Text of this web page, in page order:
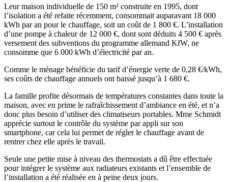
Leur maison individuelle de 150 m² construite en 1995, dont
l’isolation a été refaite récemment, consommait auparavant 18 000
kWh par an pour le chauffage, soit un coût de 1 800 €. L’installation
d’une pompe à chaleur de 12 000 €, dont sont déduits 4 500 € après
versement des subventions du programme allemand KfW, ne
consomme que 6 000 kWh d’électricité par an.
Comme le ménage bénéficie du tarif d’énergie verte de 0,28 €/kWh,
ses coûts de chauffage annuels ont baissé jusqu’à 1 680 €.
La famille profite désormais de températures constantes dans toute la
maison, avec en prime le rafraîchissement d’ambiance en été, et n’a
donc plus besoin d’utiliser des climatiseurs portables. Mme Schmidt
apprécie surtout le contrôle du système par appli sur son
smartphone, car cela lui permet de régler le chauffage avant de
rentrer chez elle après le travail.
Seule une petite mise à niveau des thermostats a dû être effectuée
pour intégrer le système aux radiateurs existants et l’ensemble de
l’installation a été réalisée en à peine deux jours.